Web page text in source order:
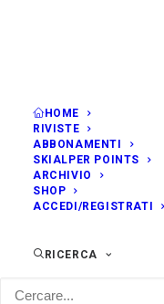
HOME
RIVISTE
ABBONAMENTI
SKIALPER POINTS
ARCHIVIO
SHOP
ACCEDI/REGISTRATI
RICERCA